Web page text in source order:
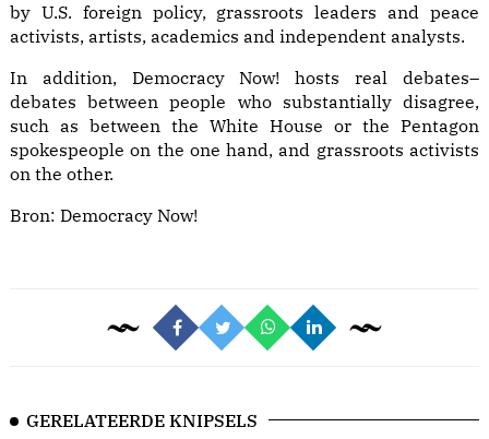
by U.S. foreign policy, grassroots leaders and peace
activists, artists, academics and independent analysts.
In addition, Democracy Now! hosts real debates–
debates between people who substantially disagree,
such as between the White House or the Pentagon
spokespeople on the one hand, and grassroots activists
on the other.
Bron: Democracy Now!
GERELATEERDE KNIPSELS